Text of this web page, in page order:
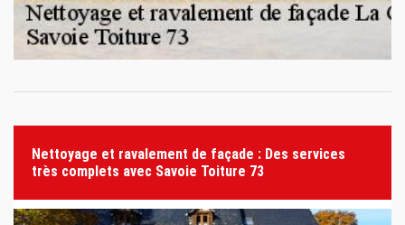
Nettoyage et ravalement de façade : Des services
très complets avec Savoie Toiture 73